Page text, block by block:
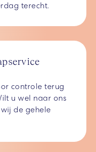
terecht.
controle terug
u wel naar ons
de gehele